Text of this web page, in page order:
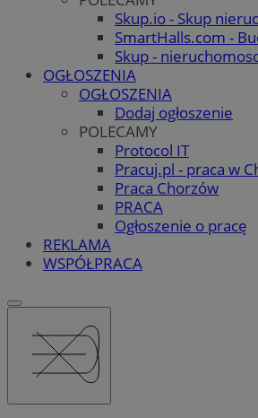
Skup.io - Skup
SmartHalls.com -
Skup -
OGŁOSZENIA
OGŁOSZENIA
Dodaj ogłoszenie
POLECAMY
Protocol IT
Pracuj.pl - praca w
Praca Chorzów
PRACA
Ogłoszenie o pracę
REKLAMA
WSPÓŁPRACA